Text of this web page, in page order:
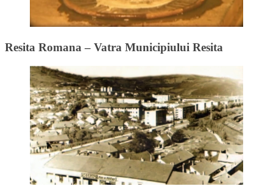
Resita Romana – Vatra Municipiului Resita